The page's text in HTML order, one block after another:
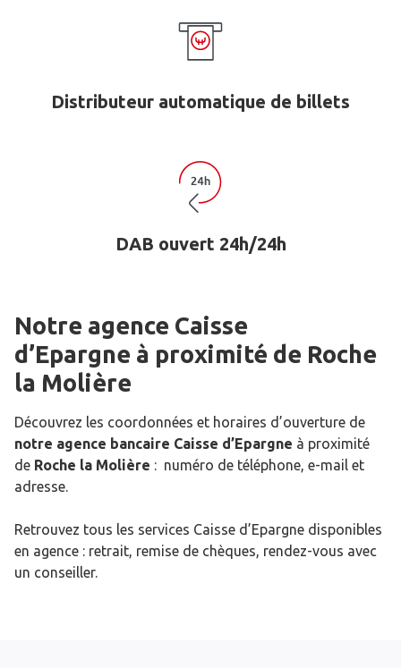
Distributeur automatique de billets
DAB ouvert 24h/24h
Notre agence Caisse
d’Epargne à proximité de Roche
la Molière
Découvrez les coordonnées et horaires d’ouverture de
notre agence bancaire Caisse d’Epargne à proximité
de Roche la Molière : numéro de téléphone, e-mail et
adresse.
Retrouvez tous les services Caisse d’Epargne disponibles
en agence : retrait, remise de chèques, rendez-vous avec
un conseiller.